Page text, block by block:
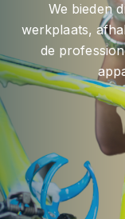
We bieden
werkplaats,
de